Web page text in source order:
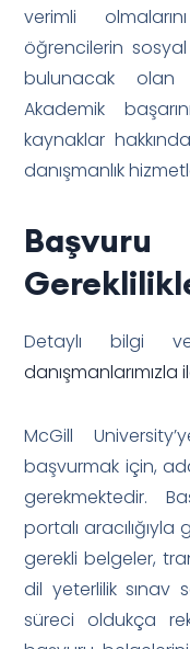
verimli
öğrencilerin
bulunacak olan
Akademik
kaynaklar
danışmanlık
Detaylı bilgi
McGill
başvurmak için,
gerekmektedir.
portalı
gerekli belgeler,
dil yeterlilik sınav
süreci oldukça